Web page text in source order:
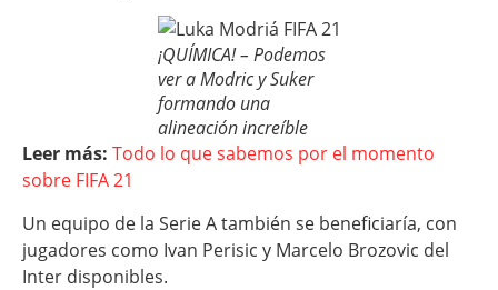
¡QUÍMICA! – Podemos
ver a Modric y Suker
formando una
alineación increíble
Leer más: Todo lo que sabemos por el momento
sobre FIFA 21
Un equipo de la Serie A también se beneficiaría, con
jugadores como Ivan Perisic y Marcelo Brozovic del
Inter disponibles.